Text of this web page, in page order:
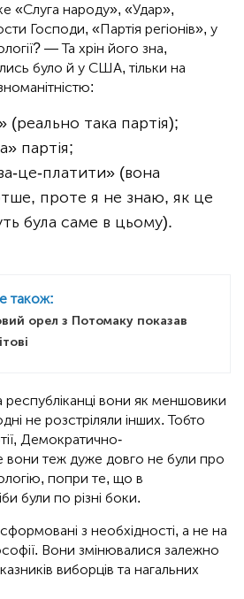
«Слуга народу», «Удар»,
Господи, «Партія регіонів», у
— Та хрін його зна,
було й у США, тільки на
(реально така партія);
партія;
це-платити» (вона
проте я не знаю, як це
була саме в цьому).
також:
орел з Потомаку показав
республіканці вони як меншовики
не розстріляли інших. Тобто
Демократично-
вони теж дуже довго не були про
попри те, що в
були по різні боки.
з необхідності, а не на
Вони змінювалися залежно
виборців та нагальних